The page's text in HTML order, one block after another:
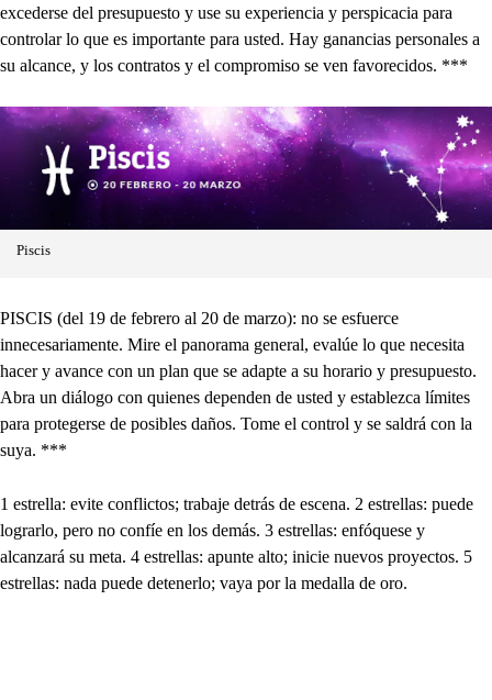
excederse del presupuesto y use su experiencia y perspicacia para
controlar lo que es importante para usted. Hay ganancias personales a
su alcance, y los contratos y el compromiso se ven favorecidos. ***
Piscis
PISCIS (del 19 de febrero al 20 de marzo): no se esfuerce
innecesariamente. Mire el panorama general, evalúe lo que necesita
hacer y avance con un plan que se adapte a su horario y presupuesto.
Abra un diálogo con quienes dependen de usted y establezca límites
para protegerse de posibles daños. Tome el control y se saldrá con la
suya. ***
1 estrella: evite conflictos; trabaje detrás de escena. 2 estrellas: puede
lograrlo, pero no confíe en los demás. 3 estrellas: enfóquese y
alcanzará su meta. 4 estrellas: apunte alto; inicie nuevos proyectos. 5
estrellas: nada puede detenerlo; vaya por la medalla de oro.